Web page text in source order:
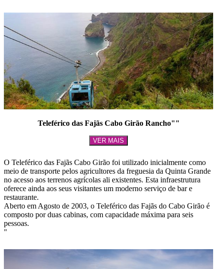
Teleférico das Fajãs Cabo Girão Rancho""
VER MAIS
O Teleférico das Fajãs Cabo Girão foi utilizado inicialmente como
meio de transporte pelos agricultores da freguesia da Quinta Grande
no acesso aos terrenos agrícolas ali existentes. Esta infraestrutura
oferece ainda aos seus visitantes um moderno serviço de bar e
restaurante.
Aberto em Agosto de 2003, o Teleférico das Fajãs do Cabo Girão é
composto por duas cabinas, com capacidade máxima para seis
pessoas.
"